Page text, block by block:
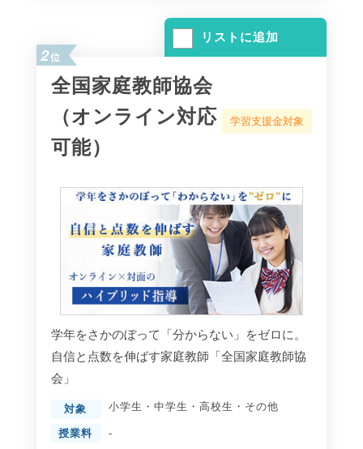
リストに追加
2位
全国家庭教師協会
（オンライン対応
可能）
学習支援金対象
学年をさかのぼって「分からない」をゼロに。
自信と点数を伸ばす家庭教師「全国家庭教師協
会」
対象 小学生 ・ 中学生 ・ 高校生 ・ その他
授業料 -